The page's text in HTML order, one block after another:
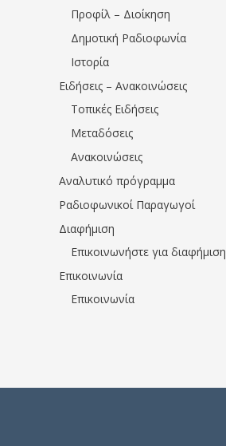
Προφίλ – Διοίκηση
Δημοτική Ραδιοφωνία
Ιστορία
Ειδήσεις – Ανακοινώσεις
Τοπικές Ειδήσεις
Μεταδόσεις
Ανακοινώσεις
Αναλυτικό πρόγραμμα
Ραδιοφωνικοί Παραγωγοί
Διαφήμιση
Επικοινωνήστε για διαφήμιση
Επικοινωνία
Επικοινωνία